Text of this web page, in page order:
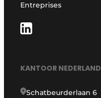
Entreprises
KANTOOR NEDERLAND
Schatbeurderlaan 6